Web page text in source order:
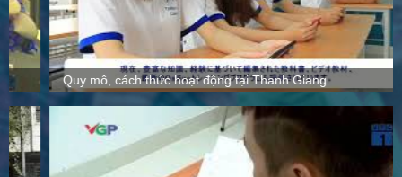
Quy mô, cách thức hoạt động tại Thanh Giang